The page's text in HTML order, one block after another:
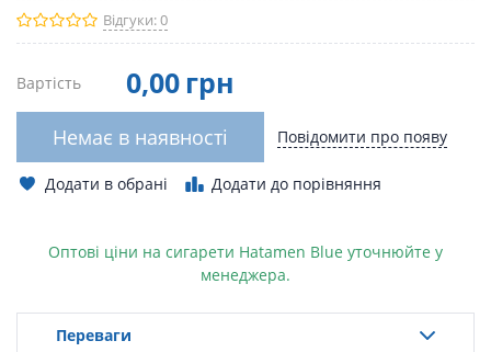
Відгуки: 0
Вартість 0,00 грн
Немає в наявності Повідомити про появу
Додати в обрані Додати до порівняння
Оптові ціни на сигарети Hatamen Blue уточнюйте у
менеджера.
Переваги